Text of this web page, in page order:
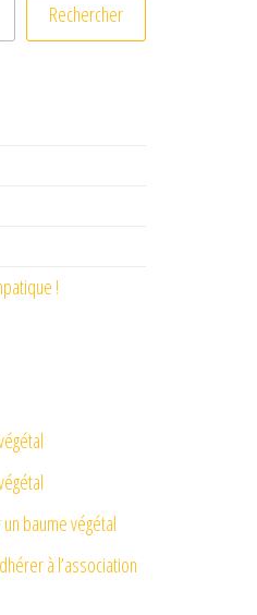
Rechercher
!
baume végétal
à l’association